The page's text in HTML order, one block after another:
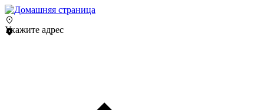
Укажите адрес